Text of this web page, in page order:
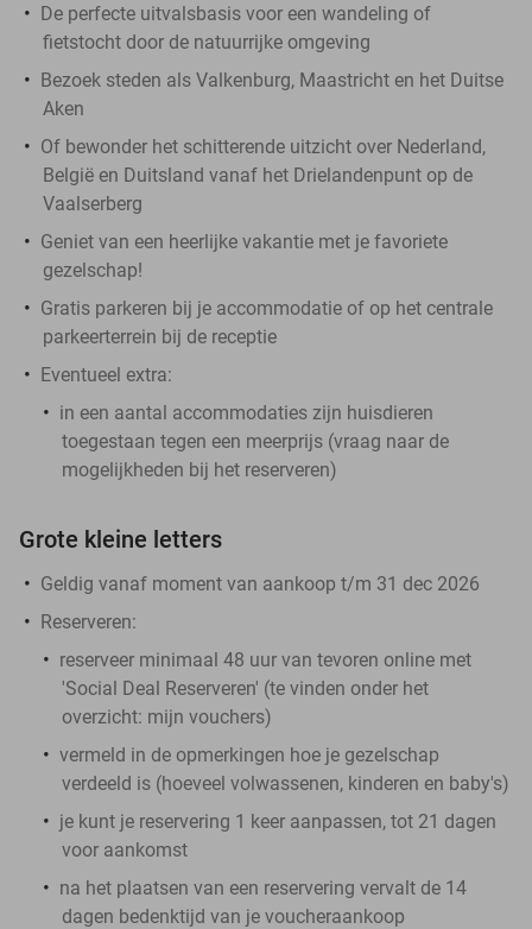
De perfecte uitvalsbasis voor een wandeling of
fietstocht door de natuurrijke omgeving
Bezoek steden als Valkenburg, Maastricht en het Duitse
Aken
Of bewonder het schitterende uitzicht over Nederland,
België en Duitsland vanaf het Drielandenpunt op de
Vaalserberg
Geniet van een heerlijke vakantie met je favoriete
gezelschap!
Gratis parkeren bij je accommodatie of op het centrale
parkeerterrein bij de receptie
Eventueel extra:
in een aantal accommodaties zijn huisdieren
toegestaan tegen een meerprijs (vraag naar de
mogelijkheden bij het reserveren)
Grote kleine letters
Geldig vanaf moment van aankoop t/m 31 dec 2026
Reserveren:
reserveer minimaal 48 uur van tevoren online met
'Social Deal Reserveren' (te vinden onder het
overzicht: mijn vouchers)
vermeld in de opmerkingen hoe je gezelschap
verdeeld is (hoeveel volwassenen, kinderen en baby's)
je kunt je reservering 1 keer aanpassen, tot 21 dagen
voor aankomst
na het plaatsen van een reservering vervalt de 14
dagen bedenktijd van je voucheraankoop